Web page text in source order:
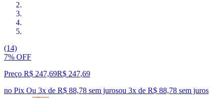
(14)
7% OFF
Preço R$ 247,69R$ 247,69
no Pix Ou 3x de R$ 88,78 sem jurosou 3x de R$ 88,78 sem juros